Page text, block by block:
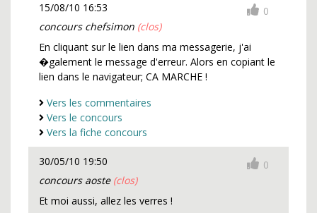
15/08/10 16:53
0
concours chefsimon (clos)
En cliquant sur le lien dans ma messagerie, j'ai
�galement le message d'erreur. Alors en copiant le
lien dans le navigateur; CA MARCHE !
Vers les commentaires
Vers le concours
Vers la fiche concours
30/05/10 19:50
0
concours aoste (clos)
Et moi aussi, allez les verres !